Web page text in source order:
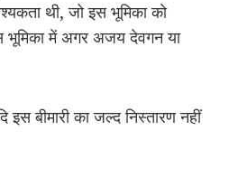
थी, जो इस भूमिका को
भूमिका में अगर अजय देवगन या
इस बीमारी का जल्द निस्तारण नहीं